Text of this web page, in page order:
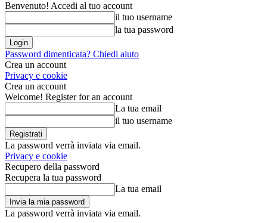
Benvenuto! Accedi al tuo account
il tuo username
la tua password
Password dimenticata? Chiedi aiuto
Crea un account
Privacy e cookie
Crea un account
Welcome! Register for an account
La tua email
il tuo username
La password verrà inviata via email.
Privacy e cookie
Recupero della password
Recupera la tua password
La tua email
La password verrà inviata via email.